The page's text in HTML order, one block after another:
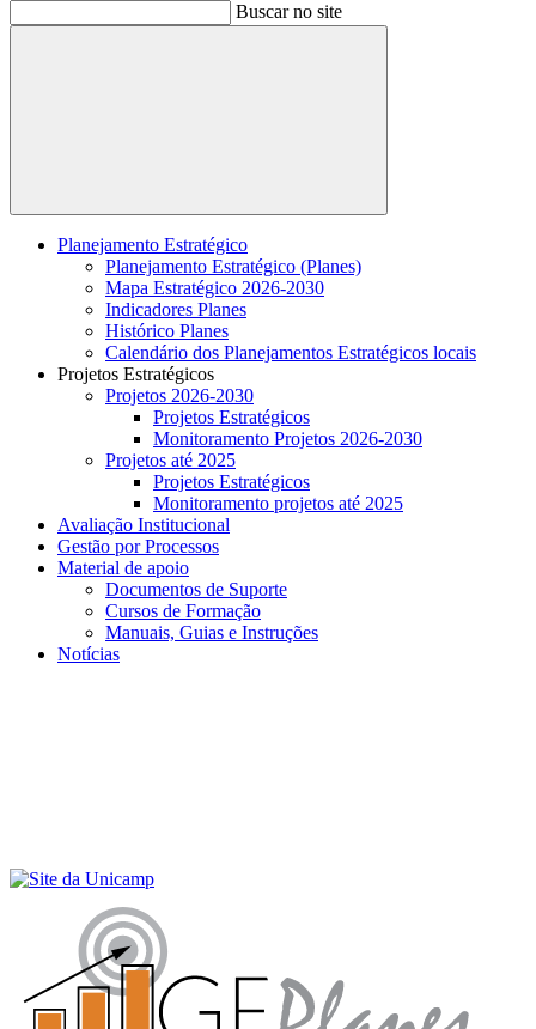
Buscar no site
Buscar
Planejamento Estratégico
Planejamento Estratégico (Planes)
Mapa Estratégico 2026-2030
Indicadores Planes
Histórico Planes
Calendário dos Planejamentos Estratégicos locais
Projetos Estratégicos
Projetos 2026-2030
Projetos Estratégicos
Monitoramento Projetos 2026-2030
Projetos até 2025
Projetos Estratégicos
Monitoramento projetos até 2025
Avaliação Institucional
Gestão por Processos
Material de apoio
Documentos de Suporte
Cursos de Formação
Manuais, Guias e Instruções
Notícias